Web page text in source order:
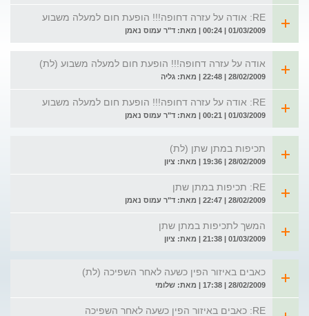
RE: אודה על עזרה דחופה!!! הופעת חום למעלה משבוע
01/03/2009 | 00:24 | מאת: ד"ר עמוס נאמן
אודה על עזרה דחופה!!! הופעת חום למעלה משבוע (לת)
28/02/2009 | 22:48 | מאת: גליה
RE: אודה על עזרה דחופה!!! הופעת חום למעלה משבוע
01/03/2009 | 00:21 | מאת: ד"ר עמוס נאמן
תכיפות במתן שתן (לת)
28/02/2009 | 19:36 | מאת: ציון
RE: תכיפות במתן שתן
28/02/2009 | 22:47 | מאת: ד"ר עמוס נאמן
המשך לתכיפות במתן שתן
01/03/2009 | 21:38 | מאת: ציון
כאבים באיזור הפין כשעה לאחר השפיכה (לת)
28/02/2009 | 17:38 | מאת: שלומי
RE: כאבים באיזור הפין כשעה לאחר השפיכה